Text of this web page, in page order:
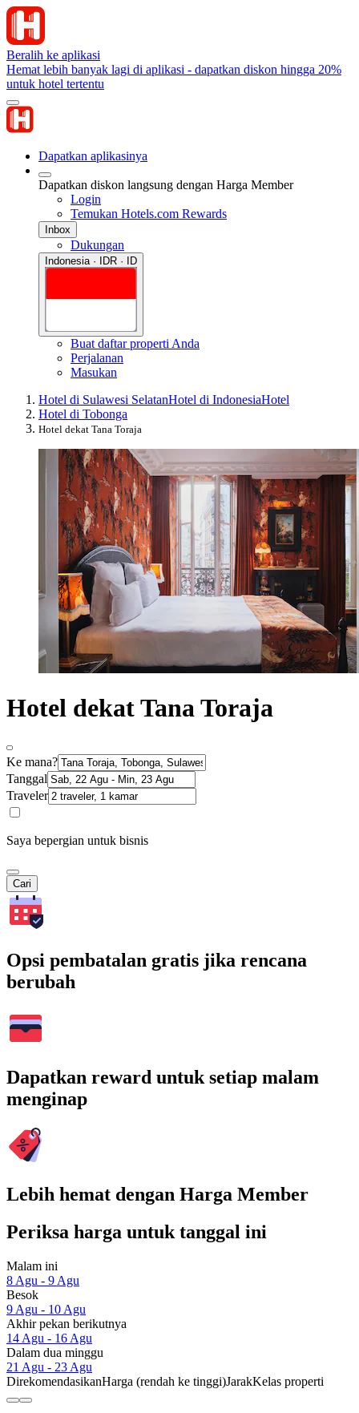
Beralih ke aplikasi
Hemat lebih banyak lagi di aplikasi - dapatkan diskon hingga 20%
untuk hotel tertentu
Dapatkan aplikasinya
Dapatkan diskon langsung dengan Harga Member
Login
Temukan Hotels.com Rewards
Inbox
Dukungan
Indonesia · IDR · ID
Buat daftar properti Anda
Perjalanan
Masukan
Hotel di Sulawesi SelatanHotel di IndonesiaHotel
Hotel di Tobonga
Hotel dekat Tana Toraja
Hotel dekat Tana Toraja
Ke mana?
Tanggal
Traveler
Saya bepergian untuk bisnis
Cari
Opsi pembatalan gratis jika rencana
berubah
Dapatkan reward untuk setiap malam
menginap
Lebih hemat dengan Harga Member
Periksa harga untuk tanggal ini
Malam ini
8 Agu - 9 Agu
Besok
9 Agu - 10 Agu
Akhir pekan berikutnya
14 Agu - 16 Agu
Dalam dua minggu
21 Agu - 23 Agu
DirekomendasikanHarga (rendah ke tinggi)JarakKelas properti